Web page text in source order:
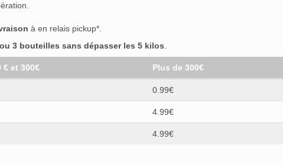
à en relais pickup*.
3 bouteilles sans dépasser les 5 kilos.
€ et 300€ Plus de 300€
0.99€
4.99€
4.99€